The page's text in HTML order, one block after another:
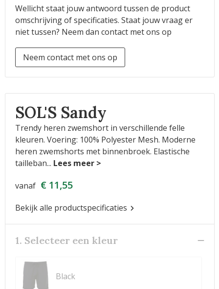
Wellicht staat jouw antwoord tussen de product
omschrijving of specificaties. Staat jouw vraag er
niet tussen? Neem dan contact met ons op
Neem contact met ons op
SOL'S Sandy
Trendy heren zwemshort in verschillende felle
kleuren. Voering: 100% Polyester Mesh. Moderne
heren zwemshorts met binnenbroek. Elastische
tailleban...
vanaf € 11,55
Bekijk alle productspecificaties
1. Selecteer een kleur
Black